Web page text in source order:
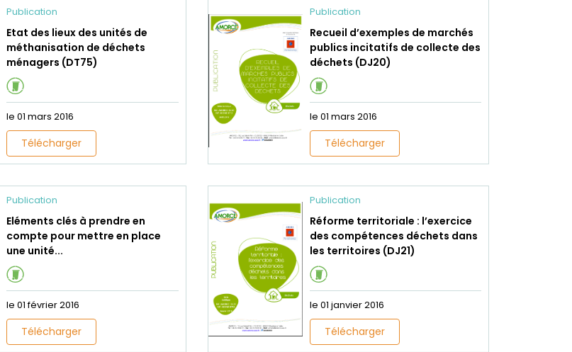
Publication
Etat des lieux des unités de
méthanisation de déchets
ménagers (DT75)
le 01 mars 2016
Télécharger
Publication
Recueil d’exemples de marchés
publics incitatifs de collecte des
déchets (DJ20)
le 01 mars 2016
Télécharger
Publication
Eléments clés à prendre en
compte pour mettre en place
une unité...
le 01 février 2016
Télécharger
Publication
Réforme territoriale : l’exercice
des compétences déchets dans
les territoires (DJ21)
le 01 janvier 2016
Télécharger